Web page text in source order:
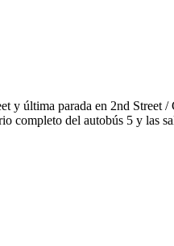
y última parada en 2nd Street
completo del autobús 5 y las